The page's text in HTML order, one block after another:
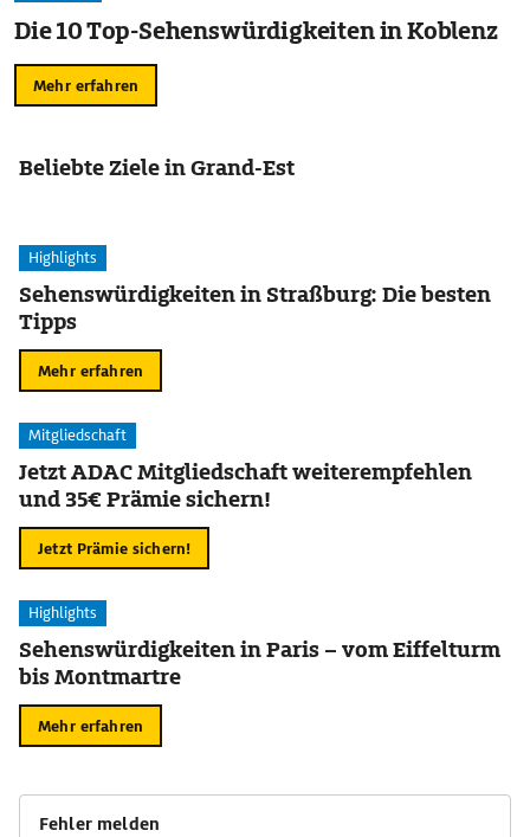
Die 10 Top-Sehenswürdigkeiten in Koblenz
Mehr erfahren
Beliebte Ziele in Grand-Est
Highlights
Sehenswürdigkeiten in Straßburg: Die besten
Tipps
Mehr erfahren
Mitgliedschaft
Jetzt ADAC Mitgliedschaft weiterempfehlen
und 35€ Prämie sichern!
Jetzt Prämie sichern!
Highlights
Sehenswürdigkeiten in Paris – vom Eiffelturm
bis Montmartre
Mehr erfahren
Fehler melden